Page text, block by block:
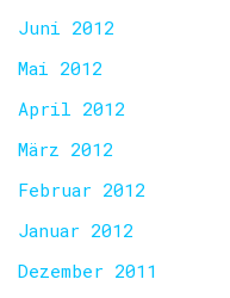
Juni 2012
Mai 2012
April 2012
März 2012
Februar 2012
Januar 2012
Dezember 2011